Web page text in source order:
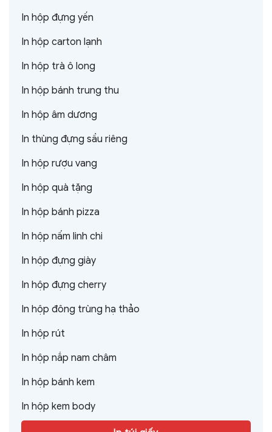
In hộp đựng yến
In hộp carton lạnh
In hộp trà ô long
In hộp bánh trung thu
In hộp âm dương
In thùng đựng sầu riêng
In hộp rượu vang
In hộp quà tặng
In hộp bánh pizza
In hộp nấm linh chi
In hộp đựng giày
In hộp đựng cherry
In hộp đông trùng hạ thảo
In hộp rút
In hộp nắp nam châm
In hộp bánh kem
In hộp kem body